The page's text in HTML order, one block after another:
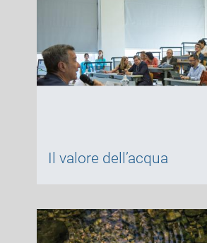
Il valore dell’acqua